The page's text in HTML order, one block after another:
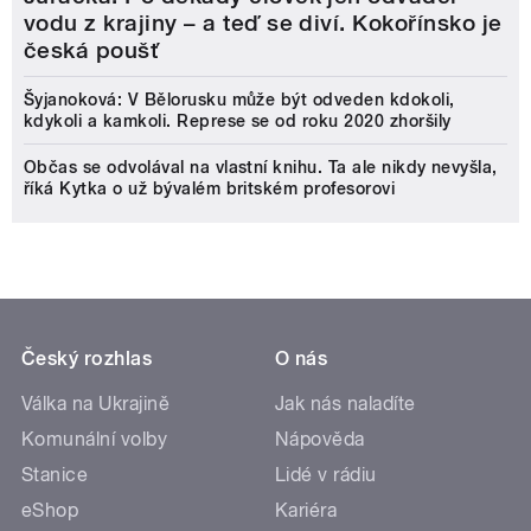
vodu z krajiny – a teď se diví. Kokořínsko je
česká poušť
Šyjanoková: V Bělorusku může být odveden kdokoli,
kdykoli a kamkoli. Represe se od roku 2020 zhoršily
Občas se odvolával na vlastní knihu. Ta ale nikdy nevyšla,
říká Kytka o už bývalém britském profesorovi
Český rozhlas
Válka na Ukrajině
Komunální volby
Stanice
eShop
O nás
Jak nás naladíte
Nápověda
Lidé v rádiu
Kariéra